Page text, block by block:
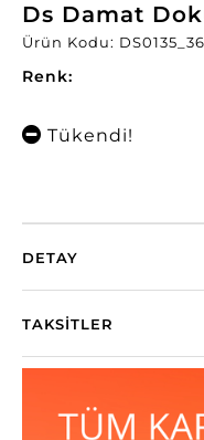
Ds Damat
Ürün Kodu:
Renk:
Tükendi!
DETAY
TAKSITLER